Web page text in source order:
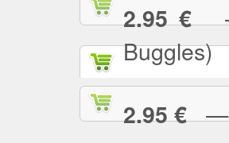
2.95 €—
Buggles)
2.95 €—